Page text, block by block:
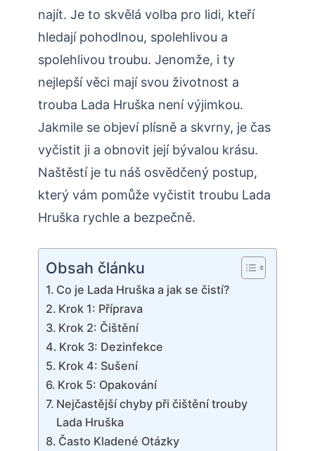
najít. Je to skvělá volba pro lidi, kteří
hledají pohodlnou, spolehlivou a
spolehlivou troubu. Jenomže, i ty
nejlepší věci mají svou životnost a
trouba Lada Hruška není výjimkou.
Jakmile se objeví plísně a skvrny, je čas
vyčistit ji a obnovit její bývalou krásu.
Naštěstí je tu náš osvědčený postup,
který vám pomůže vyčistit troubu Lada
Hruška rychle a bezpečně.
Obsah článku
Co je Lada Hruška a jak se čistí?
Krok 1: Příprava
Krok 2: Čištění
Krok 3: Dezinfekce
Krok 4: Sušení
Krok 5: Opakování
Nejčastější chyby při čištění trouby
Lada Hruška
Často Kladené Otázky